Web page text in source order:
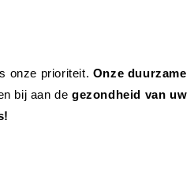
onze prioriteit. Onze duurzame
bij aan de gezondheid van uw